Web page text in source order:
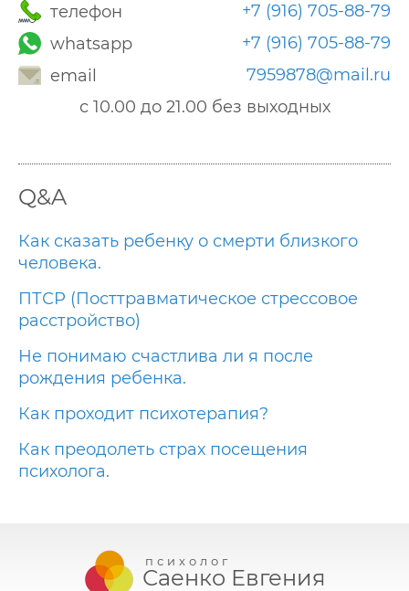
телефон
+7 (916) 705-88-79
whatsapp
+7 (916) 705-88-79
email
7959878@mail.ru
с 10.00 до 21.00 без выходных
Q&A
Как сказать ребенку о смерти близкого
человека.
ПТСР (Посттравматическое стрессовое
расстройство)
Не понимаю счастлива ли я после
рождения ребенка.
Как проходит психотерапия?
Как преодолеть страх посещения
психолога.
Саенко Евгения
психолог